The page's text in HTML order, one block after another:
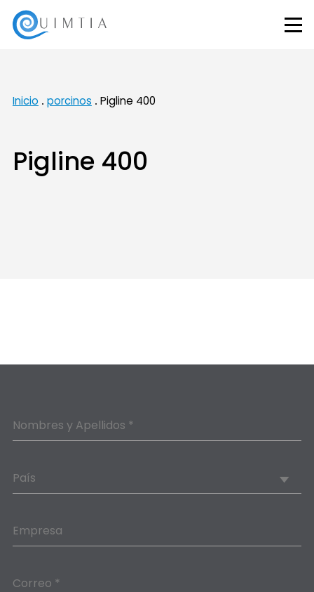
Inicio porcinos Pigline 400
Pigline 400
Nombres y Apellidos *
País
Empresa
Correo *